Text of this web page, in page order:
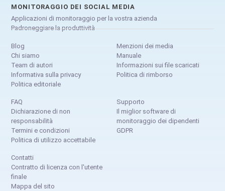
MONITORAGGIO DEI SOCIAL MEDIA
Applicazioni di monitoraggio per la vostra azienda
Padroneggiare la produttività
Blog
Chi siamo
Team di autori
Informativa sulla privacy
Politica editoriale
Menzioni dei media
Manuale
Informazioni sui file scaricati
Politica di rimborso
FAQ
Dichiarazione di non
responsabilità
Termini e condizioni
Politica di utilizzo accettabile
Supporto
Il miglior software di
monitoraggio dei dipendenti
GDPR
Contatti
Contratto di licenza con l'utente
finale
Mappa del sito